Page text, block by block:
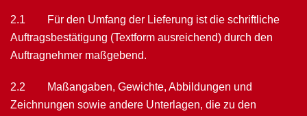
2.1 Für den Umfang der Lieferung ist die schriftliche
Auftragsbestätigung (Textform ausreichend) durch den
Auftragnehmer maßgebend.
2.2 Maßangaben, Gewichte, Abbildungen und
Zeichnungen sowie andere Unterlagen, die zu den